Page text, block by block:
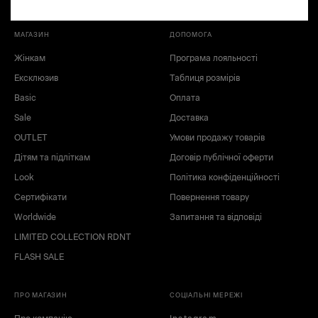
МАГАЗИН
Жінкам
Ексклюзив
Basic
Sale
OUTLET
Дітям та підліткам
Look
Сертифікати
Worldwide
LIMITED COLLECTION RDNT
FLASH SALE
ДОПОМОГА
Програма лояльності
Таблиця розмірів
Оплата
Доставка
Умови продажу товарів
Договір публічної оферти
Політика конфіденційності
Повернення товару
Запитання та відповіді
ПРО МАГАЗИН СОЦІАЛЬНІ МЕРЕЖІ